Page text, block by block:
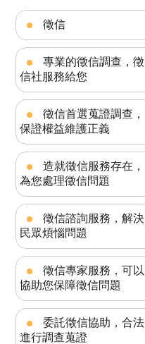
徵信
專業的徵信調查，徵
信社服務給您
徵信首選蒐證調查，
保證權益維護正義
造就徵信服務存在，
為您處理徵信問題
徵信諮詢服務，解決
民眾煩惱問題
徵信專家服務，可以
協助您保障徵信問題
委託徵信協助，合法
進行調查蒐證